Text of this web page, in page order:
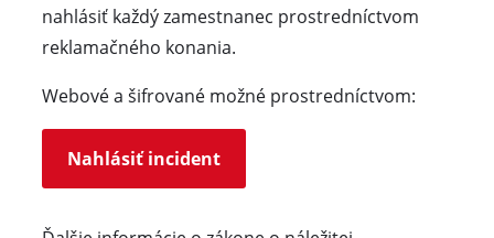
nahlásiť každý zamestnanec prostredníctvom
reklamačného konania.
Webové a šifrované možné prostredníctvom:
Nahlásiť incident